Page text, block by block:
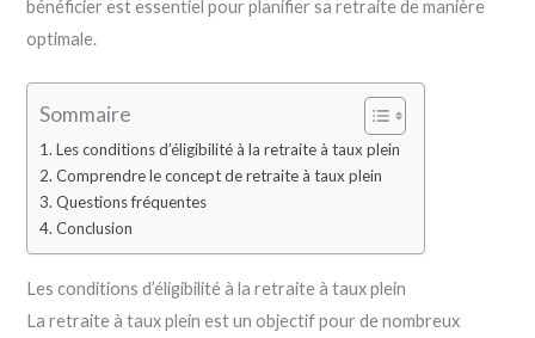
bénéficier est essentiel pour planifier sa retraite de manière
optimale.
Sommaire
Les conditions d’éligibilité à la retraite à taux plein
Comprendre le concept de retraite à taux plein
Questions fréquentes
Conclusion
Les conditions d’éligibilité à la retraite à taux plein
La retraite à taux plein est un objectif pour de nombreux